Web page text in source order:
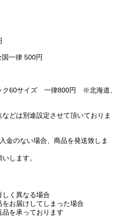
一律 500円
ク60サイズ 一律800円 ※北海道、
どは別途設定させて頂いておりま
金のない場合、商品を発送致しま
します。
しく異なる場合
をお届けしてしまった場合
を承っております